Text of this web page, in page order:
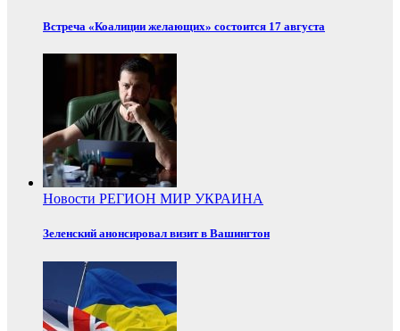
Встреча «Коалиции желающих» состоится 17 августа
Новости РЕГИОН МИР УКРАИНА
Зеленский анонсировал визит в Вашингтон